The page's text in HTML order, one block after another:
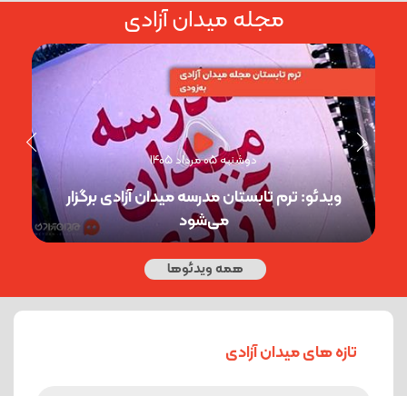
مجله میدان آزادی
دوشنبه 05 مرداد 1405
ویدئو: ترم تابستان مدرسه میدان آزادی برگزار
می‌شود
همه ویدئوها
تازه های میدان آزادی